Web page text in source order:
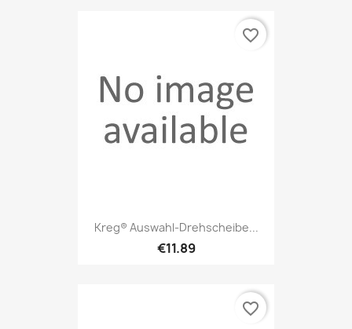
Kreg® Auswahl-Drehscheibe...
€11.89
favorite_border
favorite_border